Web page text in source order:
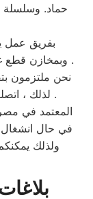
حماد. وسلسلة
بفريق عمل
وبمخازن قطع غيار للحفاظ علي منتجات كاريير دائما بالمقدمة .
نحن ملتزمون
. لذلك ،
المعتمد في
في حال انشغال
ولذلك